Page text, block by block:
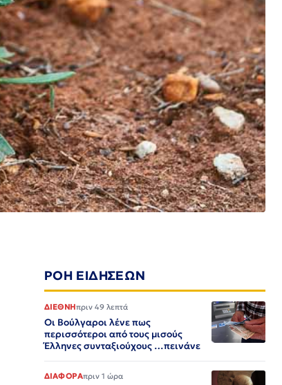
ΡΟΗ ΕΙΔΗΣΕΩΝ
ΔΙΕΘΝΗπριν 49 λεπτά
Οι Βούλγαροι λένε πως
περισσότεροι από τους μισούς
Έλληνες συνταξιούχους …πεινάνε
ΔΙΑΦΟΡΑπριν 1 ώρα